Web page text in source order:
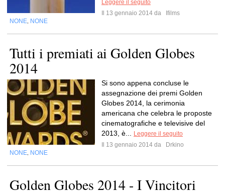
Leggere il seguito
Il 13 gennaio 2014 da
Ifilms
NONE NONE
Tutti i premiati ai Golden Globes
2014
Si sono appena concluse le
assegnazione dei premi Golden
Globes 2014, la cerimonia
americana che celebra le proposte
cinematografiche e televisive del
2013, è...
Leggere il seguito
Il 13 gennaio 2014 da
Drkino
NONE NONE
Golden Globes 2014 - I Vincitori